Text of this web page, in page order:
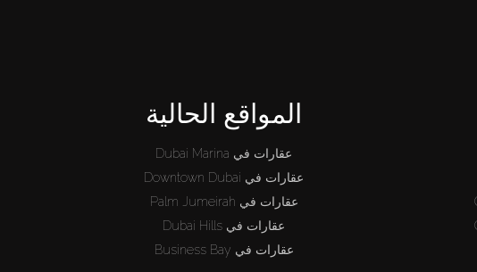
المواقع الحالية
عقارات في Dubai Marina
عقارات في Downtown Dubai
عقارات في Palm Jumeirah
عقارات في Dubai Hills
عقارات في Business Bay